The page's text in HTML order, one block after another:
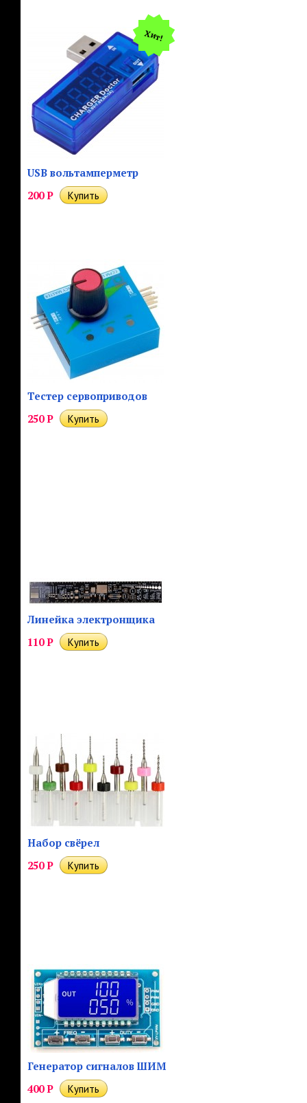
Хит!
USB вольтамперметр
200Р
Тестер сервоприводов
250Р
Линейка электронщика
110Р
Набор свёрел
250Р
Генератор сигналов ШИМ
400Р